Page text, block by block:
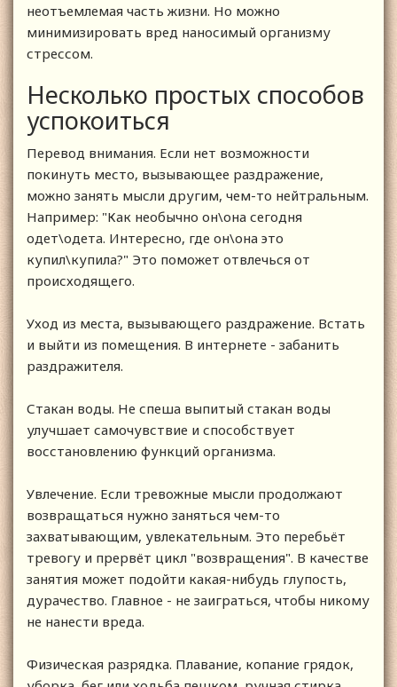
неотъемлемая часть жизни. Но можно
минимизировать вред наносимый организму
стрессом.
Несколько простых способов
успокоиться
Перевод внимания. Если нет возможности
покинуть место, вызывающее раздражение,
можно занять мысли другим, чем-то нейтральным.
Например: "Как необычно он\она сегодня
одет\одета. Интересно, где он\она это
купил\купила?" Это поможет отвлечься от
происходящего.
Уход из места, вызывающего раздражение. Встать
и выйти из помещения. В интернете - забанить
раздражителя.
Стакан воды. Не спеша выпитый стакан воды
улучшает самочувствие и способствует
восстановлению функций организма.
Увлечение. Если тревожные мысли продолжают
возвращаться нужно заняться чем-то
захватывающим, увлекательным. Это перебьёт
тревогу и прервёт цикл "возвращения". В качестве
занятия может подойти какая-нибудь глупость,
дурачество. Главное - не заиграться, чтобы никому
не нанести вреда.
Физическая разрядка. Плавание, копание грядок,